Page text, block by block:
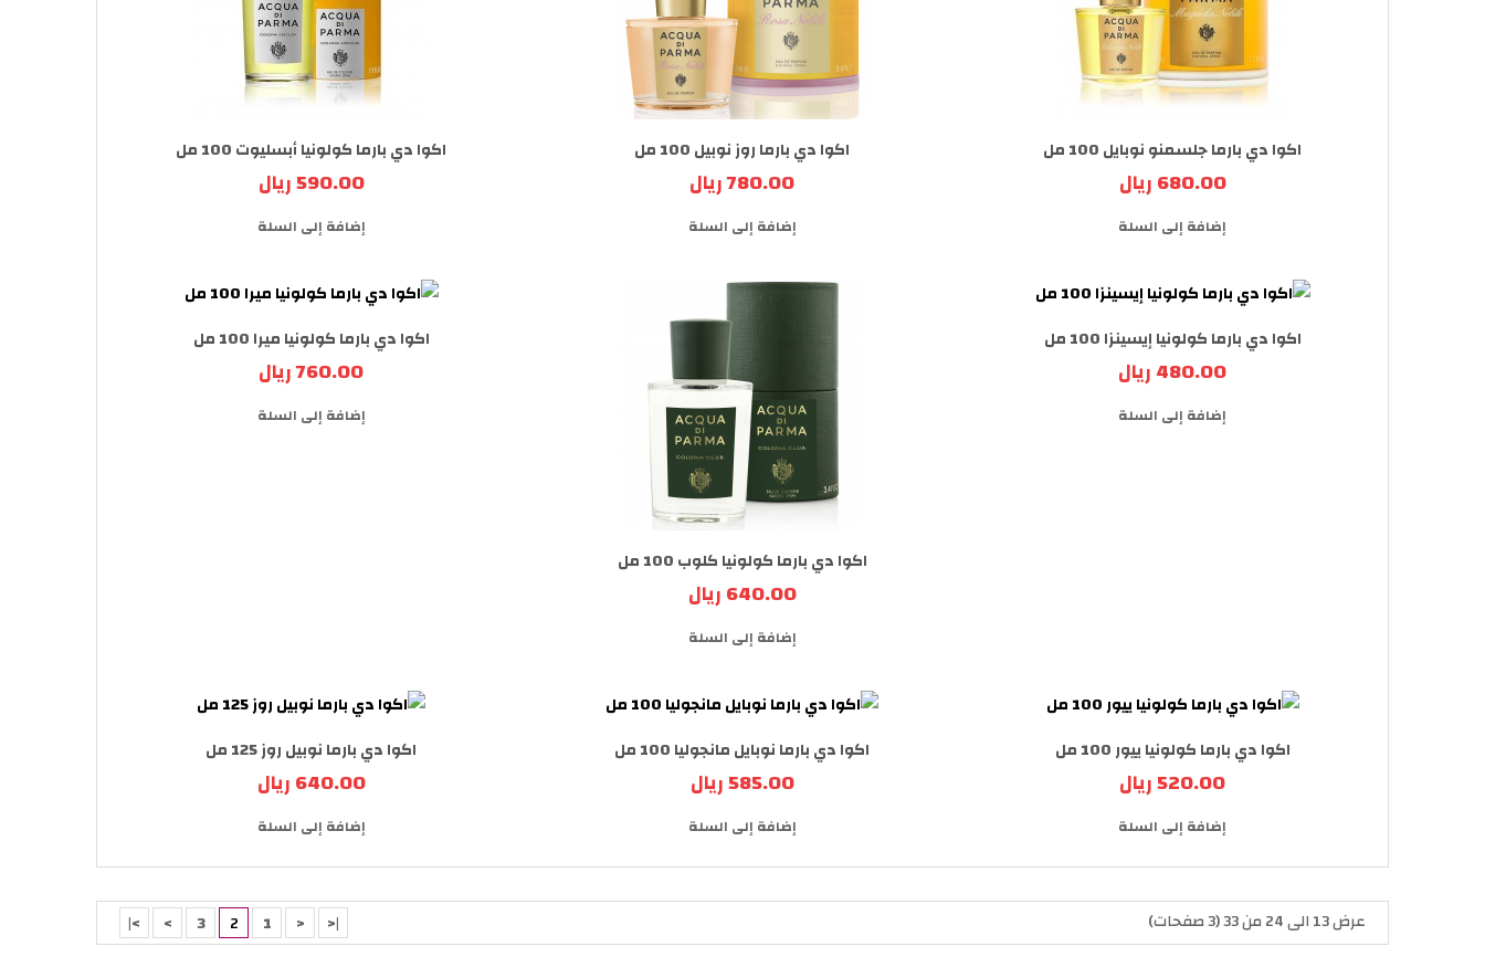
اكوا دي بارما جلسمنو نوبايل 100 مل
680.00 ريال
إضافة إلى السلة
اكوا دي بارما روز نوبيل 100 مل
780.00 ريال
إضافة إلى السلة
اكوا دي بارما كولونيا أبسليوت 100 مل
590.00 ريال
إضافة إلى السلة
اكوا دي بارما كولونيا إيسينزا 100 مل
480.00 ريال
إضافة إلى السلة
اكوا دي بارما كولونيا كلوب 100 مل
640.00 ريال
إضافة إلى السلة
اكوا دي بارما كولونيا ميرا 100 مل
760.00 ريال
إضافة إلى السلة
اكوا دي بارما كولونيا ييور 100 مل
520.00 ريال
إضافة إلى السلة
اكوا دي بارما نوبايل مانجوليا 100 مل
585.00 ريال
إضافة إلى السلة
اكوا دي بارما نوبيل روز 125 مل
640.00 ريال
إضافة إلى السلة
عرض 13 الى 24 من 33 (3 صفحات) |<
<
1
2
3
>
>|